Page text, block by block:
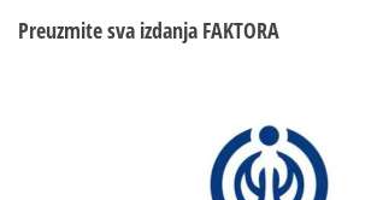
Preuzmite sva izdanja FAKTORA